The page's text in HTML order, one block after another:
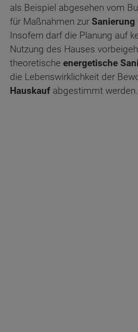
als Beispiel abgesehen vom
für Maßnahmen zur Sanierung
Insofern darf die Planung auf
Nutzung des Hauses
theoretische energetische
die Lebenswirklichkeit der
Hauskauf abgestimmt werden.